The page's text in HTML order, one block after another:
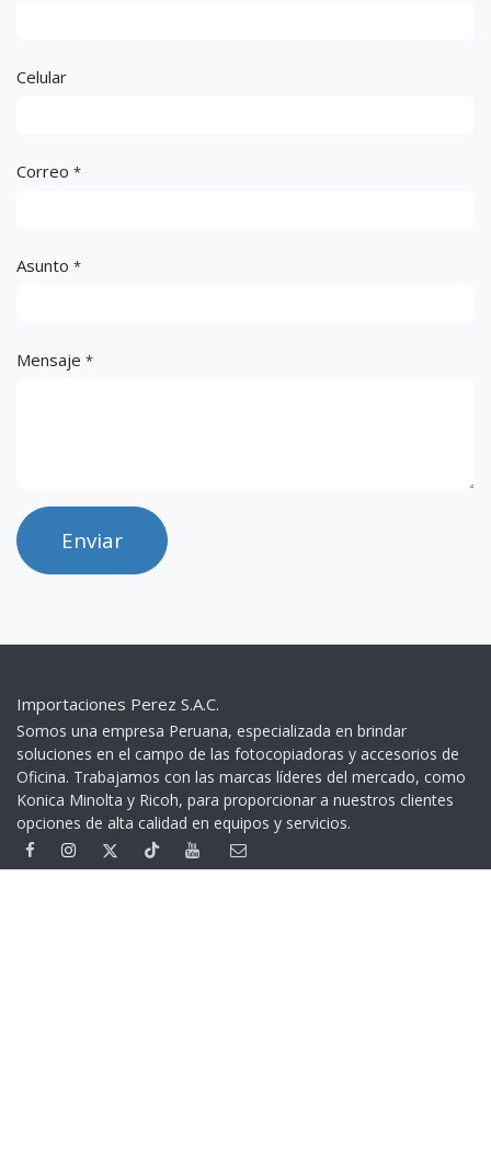
Celular
Correo *
Asunto *
Mensaje *
Enviar
Importaciones Perez S.A.C.
Somos una empresa Peruana, especializada en brindar
soluciones en el campo de las fotocopiadoras y accesorios de
Oficina. Trabajamos con las marcas líderes del mercado, como
Konica Minolta y Ricoh, para proporcionar a nuestros clientes
opciones de alta calidad en equipos y servicios.​